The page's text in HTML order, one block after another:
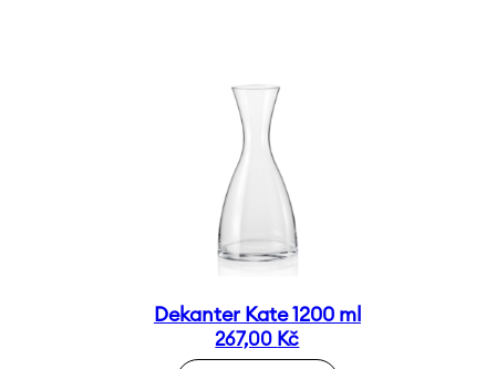
Dekanter Kate 1200 ml
267,00 Kč